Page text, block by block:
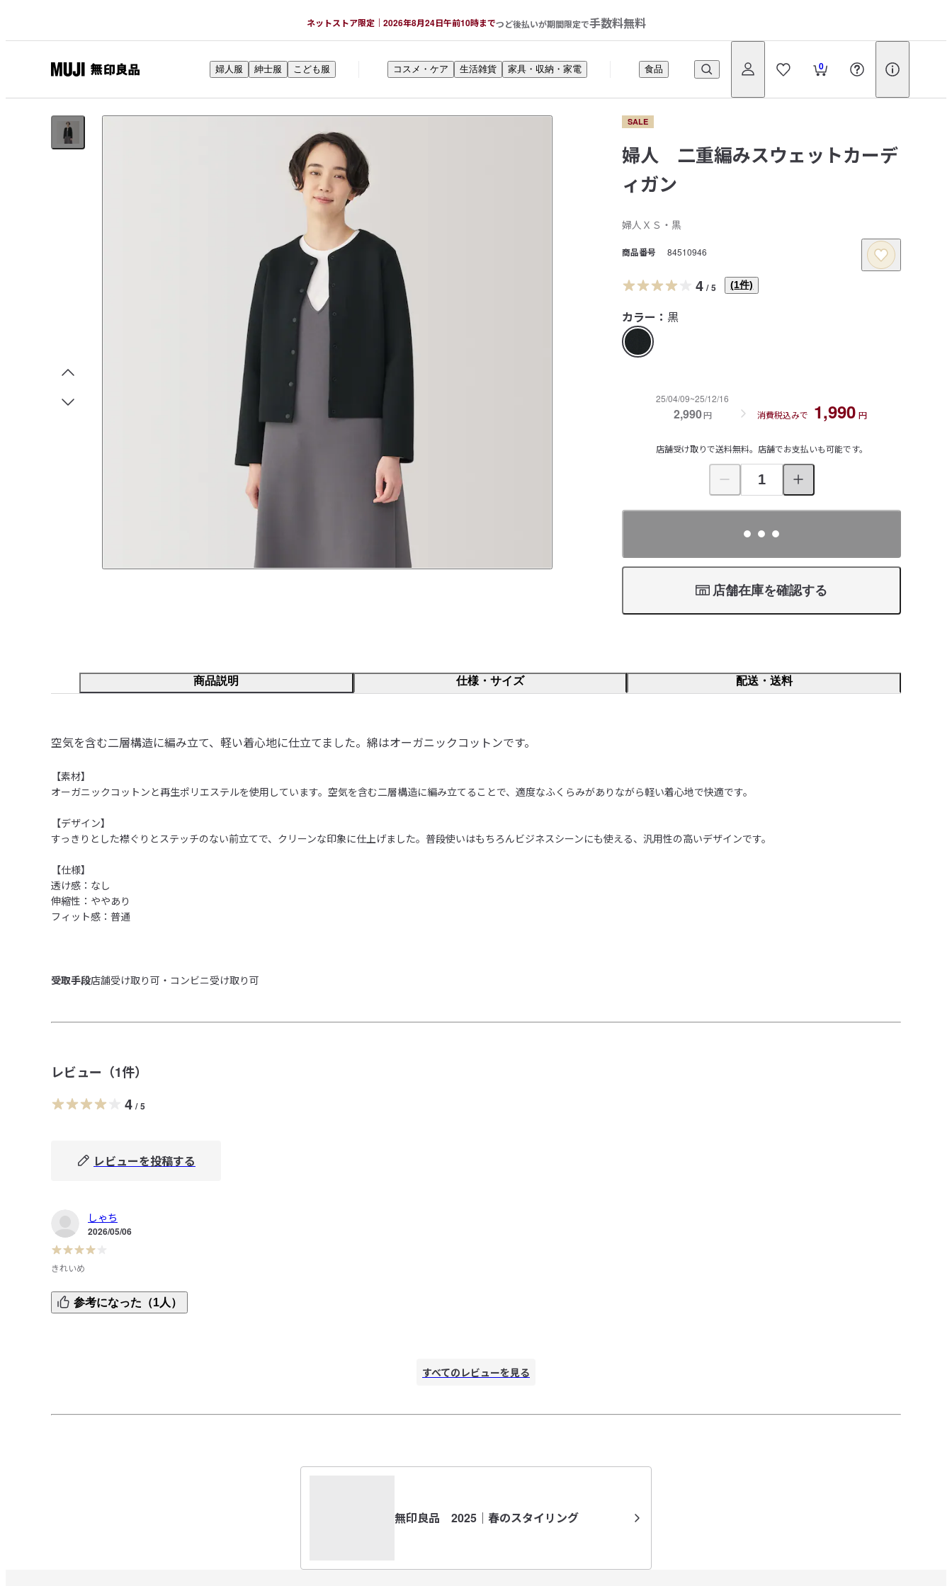
ネットストア限定｜2026年8月24日午前10時までつど後払いが期間限定で手数料無料
印
良
0
婦人服 紳士服 こども服 コスメ・ケア 生活雑貨 家具・収納・家電 食品
SALE
婦人 二重編みスウェットカーデ
ィガン
婦人ＸＳ・黒
商品番号 84510946
4 / 5 (1件)
カラー： 黒
25/04/09~25/12/16
2,990円 消費税込みで 1,990 円
店舗受け取りで送料無料。店舗でお支払いも可能です。
店舗在庫を確認する
商品説明 仕様・サイズ 配送・送料
空気を含む二層構造に編み立て、軽い着心地に仕立てました。綿はオーガニックコットンです。
【素材】
オーガニックコットンと再生ポリエステルを使用しています。空気を含む二層構造に編み立てることで、適度なふくらみがありながら軽い着心地で快適です。
【デザイン】
すっきりとした襟ぐりとステッチのない前立てで、クリーンな印象に仕上げました。普段使いはもちろんビジネスシーンにも使える、汎用性の高いデザインです。
【仕様】
透け感：なし
伸縮性：ややあり
受取手段店舗受け取り可・コンビニ受け取り可
レビュー（1件）
4 / 5
レビューを投稿する
しゃち
2026/05/06
きれいめ
スウェット素材ですがきれいめに着られて軽くて便利！かば
んの中に入れてもかさばりません
参考になった（1人）
すべてのレビューを見る
無印良品 2025｜春のスタイリング